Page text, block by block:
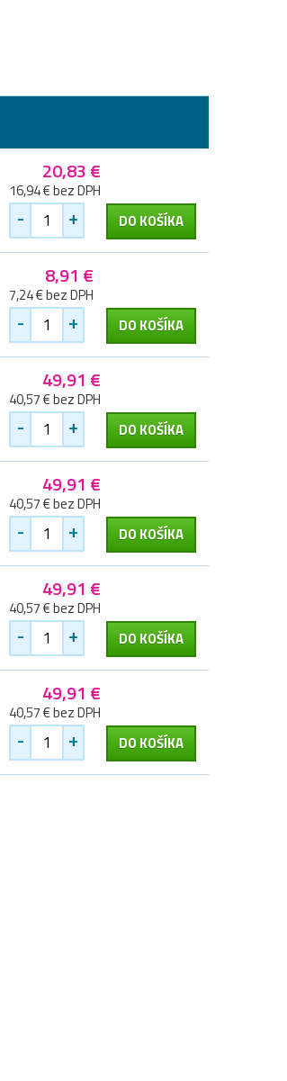
20,83 €
16,94 € bez DPH
- + DO KOŠÍKA
8,91 €
7,24 € bez DPH
- + DO KOŠÍKA
49,91 €
40,57 € bez DPH
- + DO KOŠÍKA
49,91 €
40,57 € bez DPH
- + DO KOŠÍKA
49,91 €
40,57 € bez DPH
- + DO KOŠÍKA
49,91 €
40,57 € bez DPH
- + DO KOŠÍKA